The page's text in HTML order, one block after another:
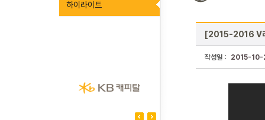
하이라이트
[2015-2016 V
작성일 : 2015-10-